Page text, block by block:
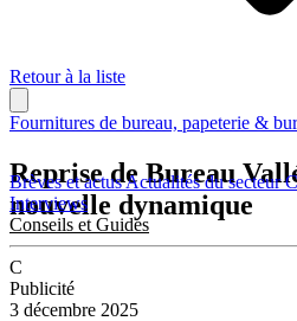
Brèves et actusActualités du secteur
Interviews
Conseils et Guides
Retour à la liste
Fournitures de bureau, papeterie &
Reprise de Bureau
nouvelle dynamique
C
Publicité
3 décembre 2025